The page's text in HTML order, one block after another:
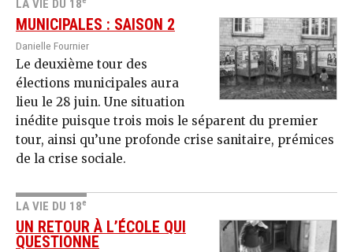
LA VIE DU 18
MUNICIPALES : SAISON 2
Danielle Fournier
Le deuxième tour des
élections municipales aura
lieu le 28 juin. Une situation
inédite puisque trois mois le séparent du premier
tour, ainsi qu’une profonde crise sanitaire, prémices
de la crise sociale.
LA VIE DU 18e
UN RETOUR À L’ÉCOLE QUI
QUESTIONNE